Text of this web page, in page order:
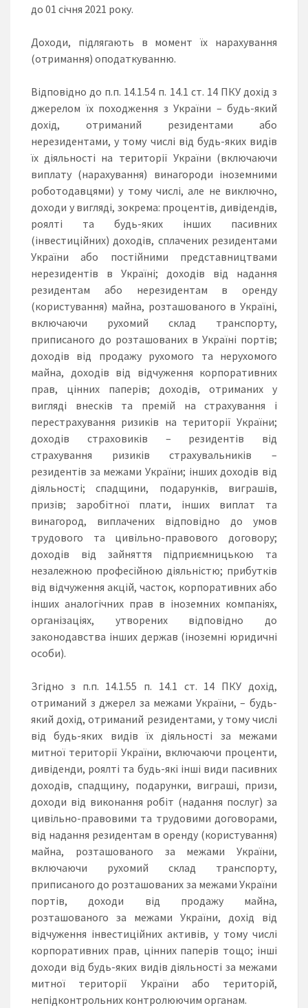
до 01 січня 2021 року.
Доходи, підлягають в момент їх нарахування
(отримання) оподаткуванню.
Відповідно до п.п. 14.1.54 п. 14.1 ст. 14 ПКУ дохід з
джерелом їх походження з України – будь-який
дохід, отриманий резидентами або
нерезидентами, у тому числі від будь-яких видів
їх діяльності на території України (включаючи
виплату (нарахування) винагороди іноземними
роботодавцями) у тому числі, але не виключно,
доходи у вигляді, зокрема: процентів, дивідендів,
роялті та будь-яких інших пасивних
(інвестиційних) доходів, сплачених резидентами
України або постійними представництвами
нерезидентів в Україні; доходів від надання
резидентам або нерезидентам в оренду
(користування) майна, розташованого в Україні,
включаючи рухомий склад транспорту,
приписаного до розташованих в Україні портів;
доходів від продажу рухомого та нерухомого
майна, доходів від відчуження корпоративних
прав, цінних паперів; доходів, отриманих у
вигляді внесків та премій на страхування і
перестрахування ризиків на території України;
доходів страховиків – резидентів від
страхування ризиків страхувальників –
резидентів за межами України; інших доходів від
діяльності; спадщини, подарунків, виграшів,
призів; заробітної плати, інших виплат та
винагород, виплачених відповідно до умов
трудового та цивільно-правового договору;
доходів від зайняття підприємницькою та
незалежною професійною діяльністю; прибутків
від відчуження акцій, часток, корпоративних або
інших аналогічних прав в іноземних компаніях,
організаціях, утворених відповідно до
законодавства інших держав (іноземні юридичні
особи).
Згідно з п.п. 14.1.55 п. 14.1 ст. 14 ПКУ дохід,
отриманий з джерел за межами України, – будь-
який дохід, отриманий резидентами, у тому числі
від будь-яких видів їх діяльності за межами
митної території України, включаючи проценти,
дивіденди, роялті та будь-які інші види пасивних
доходів, спадщину, подарунки, виграші, призи,
доходи від виконання робіт (надання послуг) за
цивільно-правовими та трудовими договорами,
від надання резидентам в оренду (користування)
майна, розташованого за межами України,
включаючи рухомий склад транспорту,
приписаного до розташованих за межами України
портів, доходи від продажу майна,
розташованого за межами України, дохід від
відчуження інвестиційних активів, у тому числі
корпоративних прав, цінних паперів тощо; інші
доходи від будь-яких видів діяльності за межами
митної території України або територій,
непідконтрольних контролюючим органам.